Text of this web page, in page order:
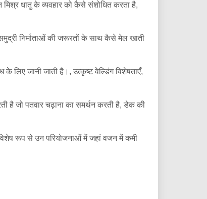
धातु के व्यवहार को कैसे संशोधित करता है,
निर्माताओं की जरूरतों के साथ कैसे मेल खाती
लिए जानी जाती है।, उत्कृष्ट वेल्डिंग विशेषताएँ,
है जो पतवार चढ़ाना का समर्थन करती है, डेक की
रूप से उन परियोजनाओं में जहां वजन में कमी